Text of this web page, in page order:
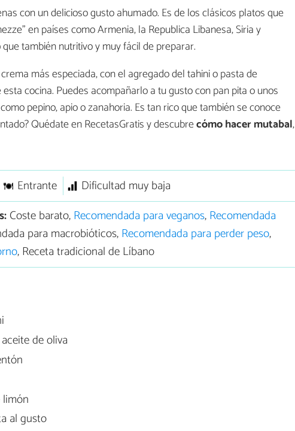
con un delicioso gusto ahumado. Es de los clásicos platos que
en países como Armenia, la Republica Libanesa, Siria y
también nutritivo y muy fácil de preparar.
más especiada, con el agregado del tahini o pasta de
cocina. Puedes acompañarlo a tu gusto con pan pita o unos
pepino, apio o zanahoria. Es tan rico que también se conoce
Quédate en RecetasGratis y descubrecómo hacer mutabal,
Entrante
Dificultad muy baja
Coste barato,Recomendada para veganos,Recomendada
para macrobióticos,Recomendada para perder peso,
, Receta tradicional de Líbano
de oliva
al gusto